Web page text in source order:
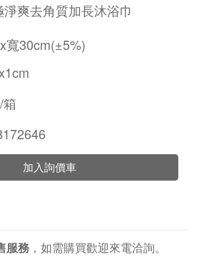
淨爽去角質加長沐浴巾
寬30cm(±5%)
/箱
加入詢價車
服務， 如需購買歡迎來電洽詢。